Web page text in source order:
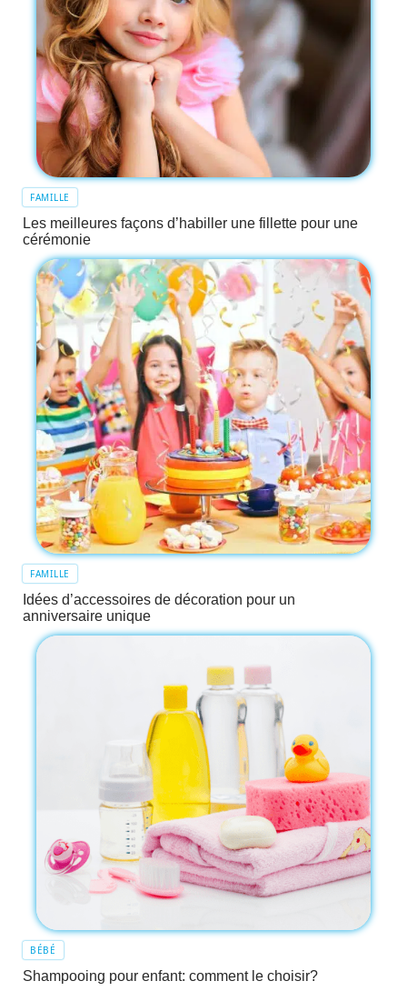
FAMILLE
Les meilleures façons d’habiller une fillette pour une
cérémonie
FAMILLE
Idées d’accessoires de décoration pour un
anniversaire unique
BÉBÉ
Shampooing pour enfant: comment le choisir?